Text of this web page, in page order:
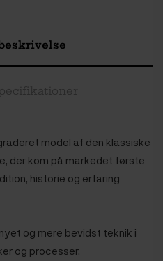
model af den klassiske
der kom på markedet første
historie og erfaring
og mere bevidst teknik i
og processer.